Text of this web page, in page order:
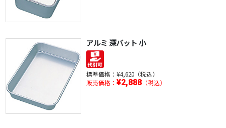
アルミ 深バット 小
標準価格： ¥4,620（税込）
販売価格： ¥2,888（税込）